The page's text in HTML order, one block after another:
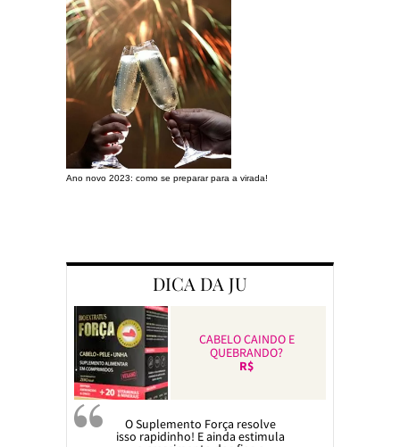
Ano novo 2023: como se preparar para a virada!
DICA DA JU
CABELO CAINDO E
QUEBRANDO?
R$
O Suplemento Força resolve
isso rapidinho! E ainda estimula